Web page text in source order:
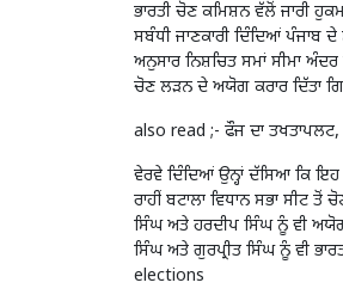
ਭਾਰਤੀ ਚੋਣ ਕਮਿਸ਼ਨ ਵੱਲੋਂ ਜਾਰੀ
ਸਬੰਧੀ ਜਾਣਕਾਰੀ ਦਿੰਦਿਆਂ ਪੰਜਾਬ
ਅਨੁਸਾਰ ਨਿਸ਼ਚਿਤ ਸਮਾਂ ਸੀਮਾ
ਚੋਣ ਲੜਨ ਦੇ ਅਯੋਗ ਕਰਾਰ ਦਿੱਤਾ
also read ;- ਫੌਜ ਦਾ
ਵੇਰਵੇ ਦਿੰਦਿਆਂ ਉਨ੍ਹਾਂ ਦੱਸਿਆ ਕਿ
ਰਾਹੀਂ ਬਟਾਲਾ ਵਿਧਾਨ ਸਭਾ ਸੀਟ
ਸਿੰਘ ਅਤੇ ਹਰਦੀਪ ਸਿੰਘ ਨੂੰ ਵੀ
ਸਿੰਘ ਅਤੇ ਗੁਰਪ੍ਰੀਤ ਸਿੰਘ ਨੂੰ ਵੀ
elections